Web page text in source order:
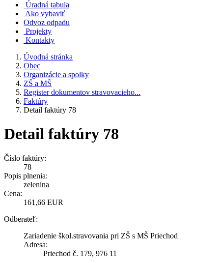
Úradná tabula
Ako vybaviť
Odvoz odpadu
Projekty
Kontakty
Úvodná stránka
Obec
Organizácie a spolky
ZŠ a MŠ
Register dokumentov stravovacieho...
Faktúry
Detail faktúry 78
Detail faktúry 78
Číslo faktúry:
78
Popis plnenia:
zelenina
Cena:
161,66 EUR
Odberateľ:
Zariadenie škol.stravovania pri ZŠ s MŠ Priechod
Adresa:
Priechod č. 179, 976 11